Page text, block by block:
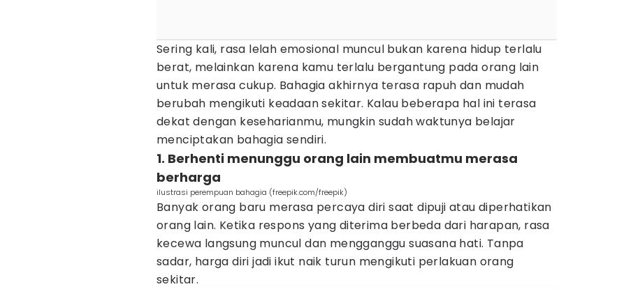
Sering kali, rasa lelah emosional muncul bukan karena hidup terlalu
berat, melainkan karena kamu terlalu bergantung pada orang lain
untuk merasa cukup. Bahagia akhirnya terasa rapuh dan mudah
berubah mengikuti keadaan sekitar. Kalau beberapa hal ini terasa
dekat dengan keseharianmu, mungkin sudah waktunya belajar
menciptakan bahagia sendiri.
1. Berhenti menunggu orang lain membuatmu merasa
berharga
ilustrasi perempuan bahagia (freepik.com/freepik)
Banyak orang baru merasa percaya diri saat dipuji atau diperhatikan
orang lain. Ketika respons yang diterima berbeda dari harapan, rasa
kecewa langsung muncul dan mengganggu suasana hati. Tanpa
sadar, harga diri jadi ikut naik turun mengikuti perlakuan orang
sekitar.